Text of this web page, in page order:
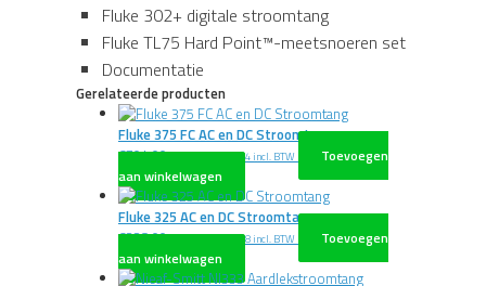
Fluke 302+ digitale stroomtang
Fluke TL75 Hard Point™-meetsnoeren set
Documentatie
Gerelateerde producten
Fluke 375 FC AC en DC Stroomtang
€704,00 excl. BTW€851,84 incl. BTW
Toevoegen
aan winkelwagen
Fluke 325 AC en DC Stroomtang
€328,00 excl. BTW€396,88 incl. BTW
Toevoegen
aan winkelwagen